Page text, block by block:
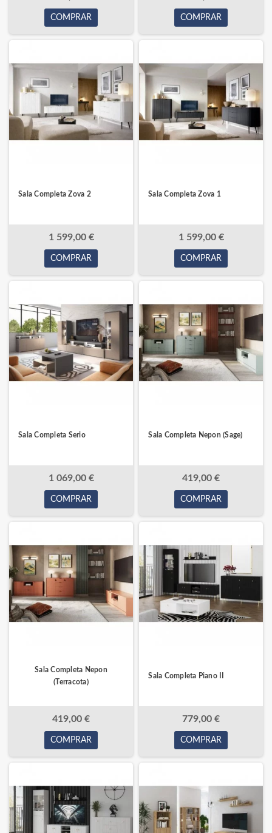
COMPRAR COMPRAR
Sala Completa Zova 2
1 599,00 €
COMPRAR
Sala Completa Zova 1
1 599,00 €
COMPRAR
Sala Completa Serio
1 069,00 €
COMPRAR
Sala Completa Nepon (Sage)
419,00 €
COMPRAR
Sala Completa Nepon
(Terracota)
419,00 €
COMPRAR
Sala Completa Piano II
779,00 €
COMPRAR